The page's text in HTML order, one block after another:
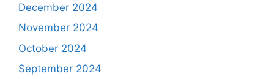
December 2024
November 2024
October 2024
September 2024